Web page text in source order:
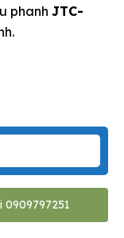
phanh JTC-
0909797251